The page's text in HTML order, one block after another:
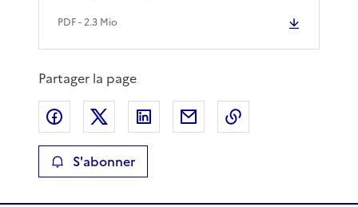
PDF- 2.3 Mio
Partager la page
Partager sur Facebook
Partager sur XPartager sur LinkedIn
Partager par email
S'abonner